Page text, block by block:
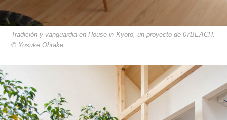
Tradición y vanguardia en House in Kyoto, un proyecto de 07BEACH.
© Yosuke Ohtake